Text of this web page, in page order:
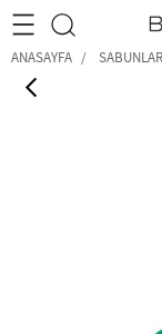
•2200₺ ve
ANASAYFA SABUNLAR